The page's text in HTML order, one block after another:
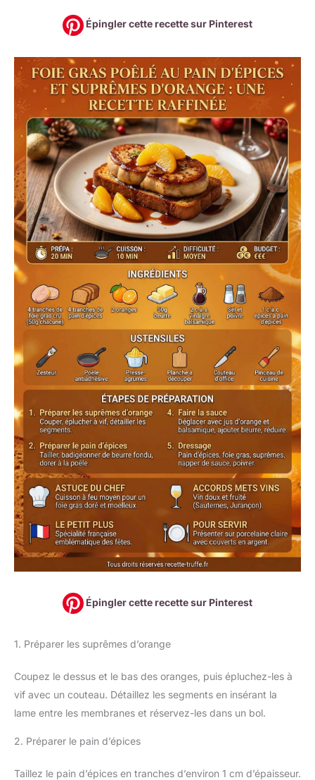
Épingler cette recette sur Pinterest
Épingler cette recette sur Pinterest
1. Préparer les suprêmes d’orange
Coupez le dessus et le bas des oranges, puis épluchez-les à
vif avec un couteau. Détaillez les segments en insérant la
lame entre les membranes et réservez-les dans un bol.
2. Préparer le pain d’épices
Taillez le pain d’épices en tranches d’environ 1 cm d’épaisseur.